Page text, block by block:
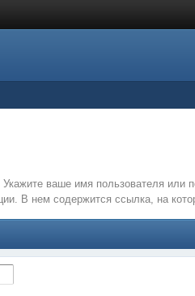
ваше имя пользователя или
В нем содержится ссылка, на